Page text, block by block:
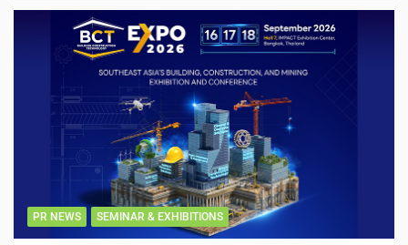
PR NEWS SEMINAR & EXHIBITIONS